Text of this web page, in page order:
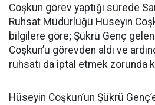
Coşkun görev yaptığı sürede
Ruhsat Müdürlüğü Hüseyin
bilgilere göre; Şükrü Genç
Coşkun’u görevden aldı ve
ruhsatı da iptal etmek zorunda
Hüseyin Coşkun’un Şükrü